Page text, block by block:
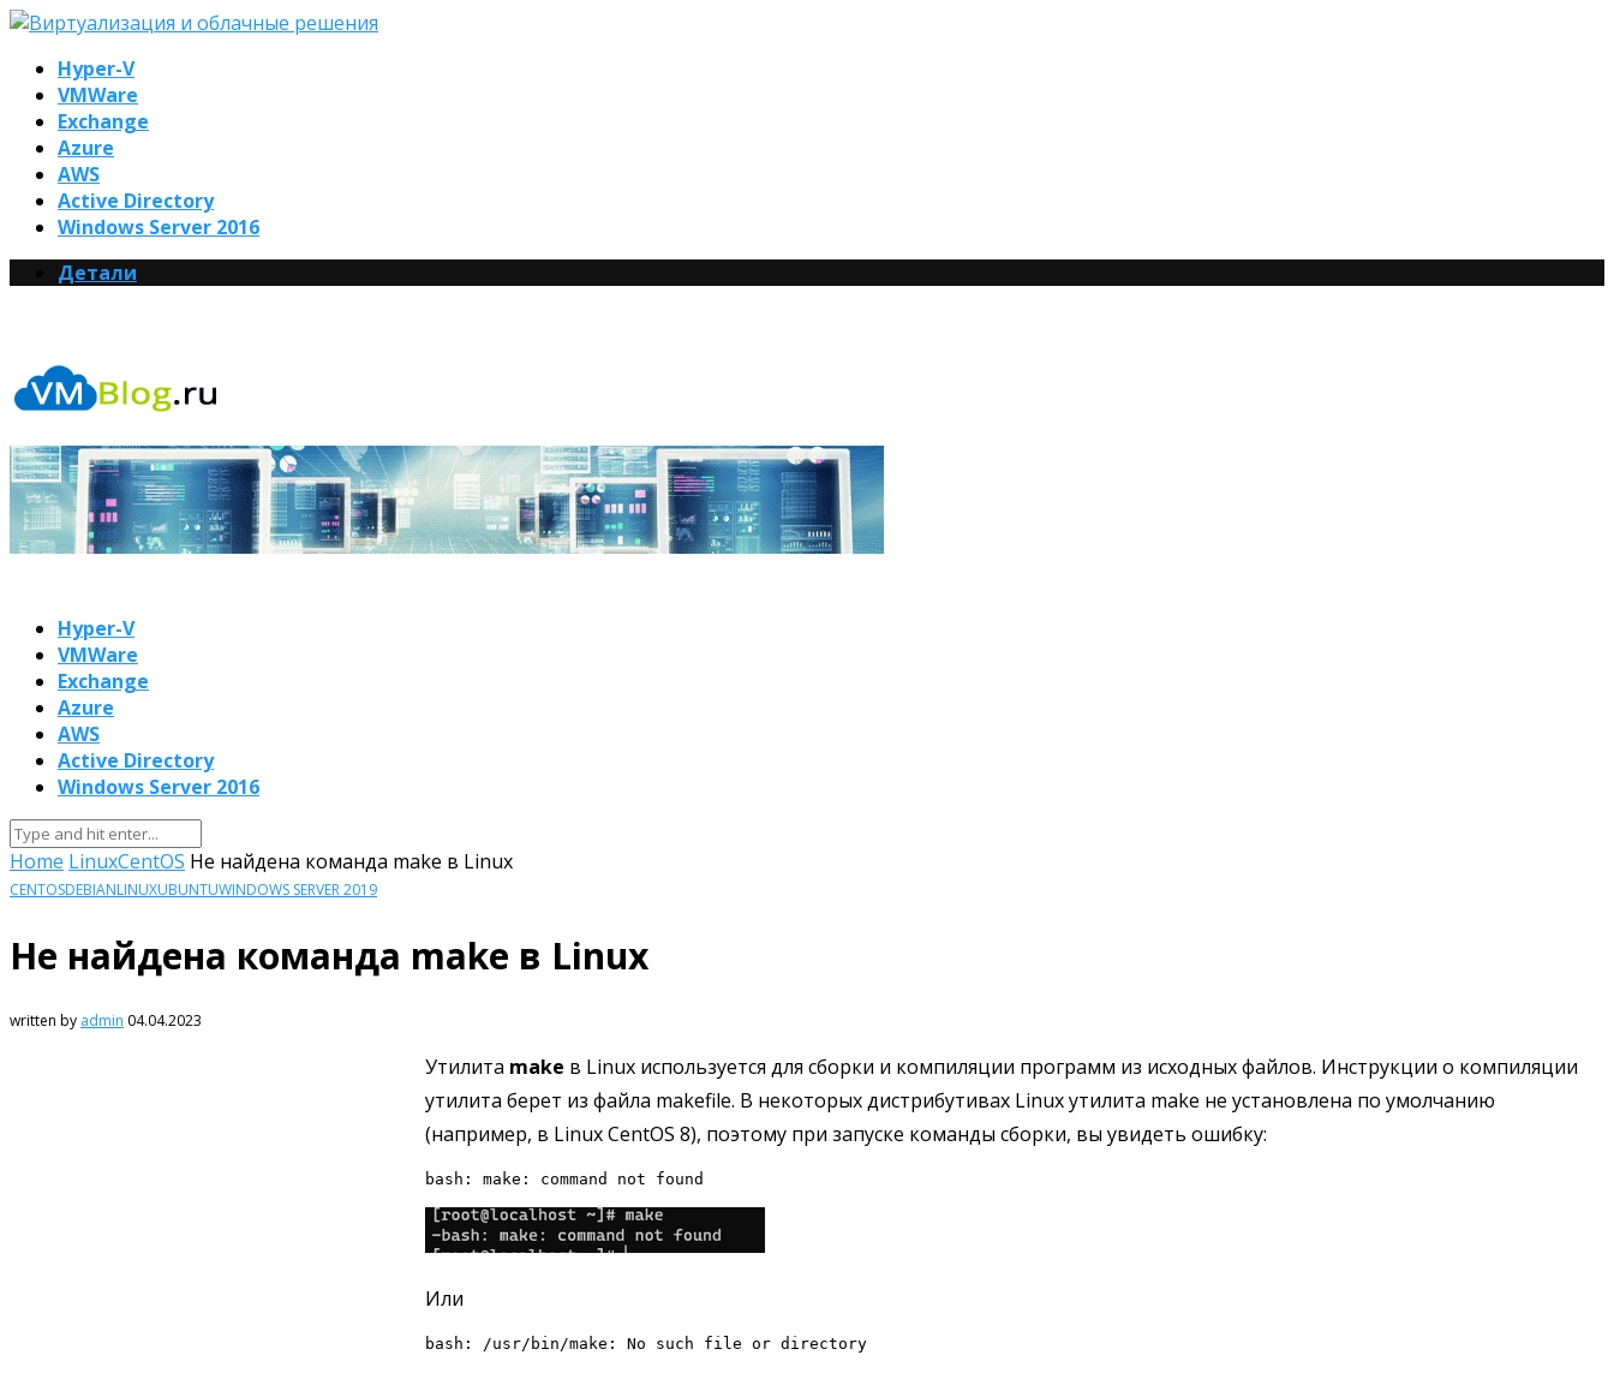
Hyper-V
VMWare
Exchange
Azure
AWS
Active Directory
Windows Server 2016
Детали
Hyper-V
VMWare
Exchange
Azure
AWS
Active Directory
Windows Server 2016
Home LinuxCentOS Не найдена команда make в Linux
CENTOSDEBIANLINUXUBUNTUWINDOWS SERVER 2019
Не найдена команда make в Linux
written by admin 04.04.2023
Утилита make в Linux используется для сборки и компиляции программ из исходных файлов. Инструкции о компиляции
утилита берет из файла makefile. В некоторых дистрибутивах Linux утилита make не установлена по умолчанию
(например, в Linux CentOS 8), поэтому при запуске команды сборки, вы увидеть ошибку:
bash: make: command not found
Или
bash: /usr/bin/make: No such file or directory